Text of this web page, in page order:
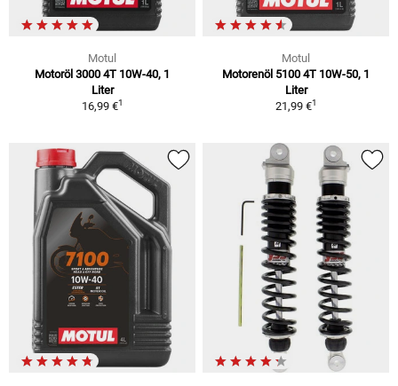
Motul
Motoröl 3000 4T 10W-40, 1
Liter
16,99 €1
Motul
Motorenöl 5100 4T 10W-50, 1
Liter
21,99 €1